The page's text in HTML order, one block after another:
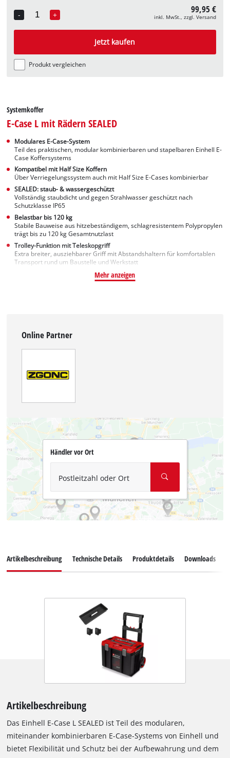
inkl. Half Size
Sortierboxen
Art.-Nr: 4540048
inkl. E-Case
Werkzeugkiste
Art.-Nr:
Art.-Nr: 4540061
-
Quantity
+ 99,95 €
inkl. MwSt., zzgl. Versand
Jetzt kaufen
Produkt vergleichen
Systemkoffer
E-Case L mit Rädern SEALED
Modulares E-Case-System
Teil des praktischen, modular kombinierbaren und stapelbaren Einhell E-
Case Koffersystems
Kompatibel mit Half Size Koffern
Über Verriegelungssystem auch mit Half Size E-Cases kombinierbar
SEALED: staub- & wassergeschützt
Vollständig staubdicht und gegen Strahlwasser geschützt nach
Schutzklasse IP65
Belastbar bis 120 kg
Stabile Bauweise aus hitzebeständigem, schlagresistentem Polypropylen
trägt bis zu 120 kg Gesamtnutzlast
Trolley-Funktion mit Teleskopgriff
Extra breiter, ausziehbarer Griff mit Abstandshaltern für komfortablen
Transport rund um Baustelle und Werkstatt
Mehr anzeigen
Online Partner
Händler vor Ort
Postleitzahl oder Ort
Artikelbeschreibung Technische Details Produktdetails Downloads
Artikelbeschreibung
Das Einhell E-Case L SEALED ist Teil des modularen,
miteinander kombinierbaren E-Case-Systems von Einhell und
bietet Flexibilität und Schutz bei der Aufbewahrung und dem